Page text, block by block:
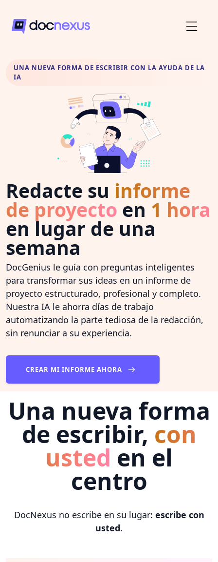
UNA NUEVA FORMA DE ESCRIBIR CON LA AYUDA DE LA
IA
Redacte su informe
de proyecto en 1 hora
en lugar de una
semana
DocGenius le guía con preguntas inteligentes
para transformar sus ideas en un informe de
proyecto estructurado, profesional y completo.
Nuestra IA le ahorra días de trabajo
automatizando la parte tediosa de la redacción,
sin renunciar a su experiencia.
CREAR MI INFORME AHORA
Una nueva forma
de escribir, con
usted en el
centro
DocNexus no escribe en su lugar: escribe con
usted.